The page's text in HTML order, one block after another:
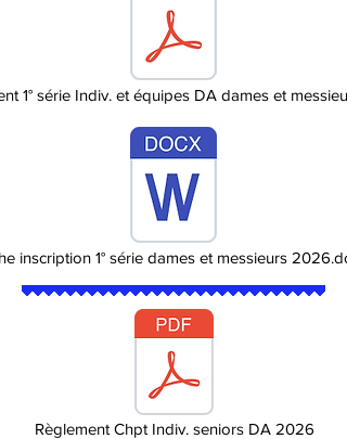
1° série Indiv. et équipes DA dames et
inscription 1° série dames et messieurs
Règlement Chpt Indiv. seniors DA 2026